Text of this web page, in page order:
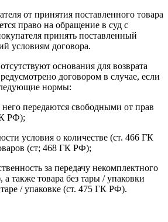
от принятия поставленного товара
право на обращение в суд с
принять поставленный
условиям договора.
основания для возврата
договором в случае, если
нормы:
передаются свободными от прав
РФ);
условия о количестве (ст. 466 ГК
(ст; 468 ГК РФ);
за передачу некомплектного
также товара без тары / упаковки
/ упаковке (ст. 475 ГК РФ).